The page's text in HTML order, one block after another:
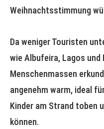
Weihnachtsstimmung
Da weniger Touristen
wie Albufeira, Lagos
Menschenmassen
angenehm warm, ideal
Kinder am Strand toben
können.